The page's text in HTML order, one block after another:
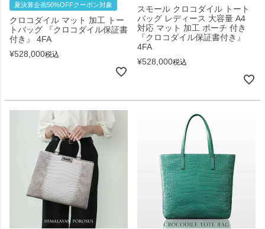
夏決算企画50%OFFクーポン対象
クロコダイル マット 加工 トー
トバッグ 『クロコダイル保証書
付き』 4FA
¥528,000税込
スモール クロコダイル トート
バッグ レディース 大容量 A4
対応 マット 加工 ポーチ 付き
『クロコダイル保証書付き』
4FA
¥528,000税込